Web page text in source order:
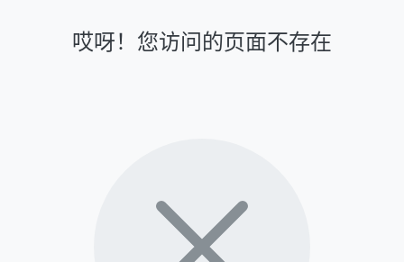
哎呀！您访问的页面不存在